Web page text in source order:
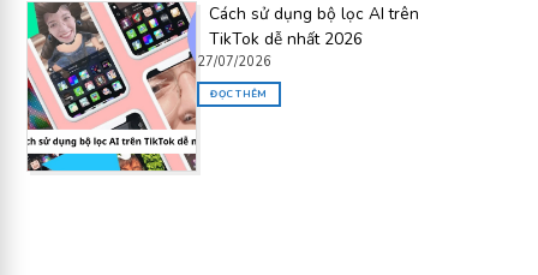
Cách sử dụng bộ lọc AI trên
TikTok dễ nhất 2026
27/07/2026
ĐỌC THÊM